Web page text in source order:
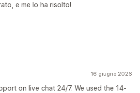
e me lo ha risolto!
16 giugno 2026
on live chat 24/7. We used the 14-